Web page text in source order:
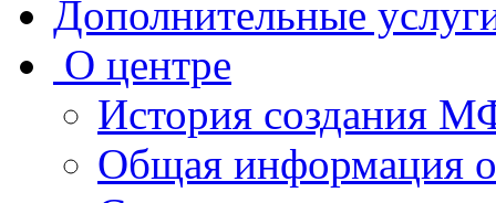
Дополнительные
О центре
История создания
Общая